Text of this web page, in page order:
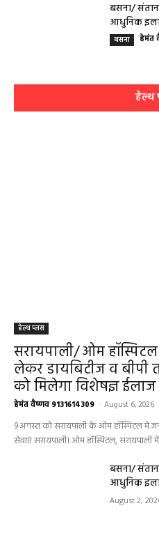
बसना/ संतान
आधुनिक
बसना हेमंत
हेल्थ
हेल्थ प्लस
सरायपाली/ ओम हॉस्पिटल
लेकर डायबिटीज व
को मिलेगा विशेषज्ञ ईलाज
हेमंत वैष्णव 9131614309 - August 6, 2026
9 अगस्त को सरायपाली के ओम हॉस्पिटल में
सेवाएं सरायपाली। ओम हॉस्पिटल, सरायपाली
बसना/ संतान
आधुनिक
August 2,